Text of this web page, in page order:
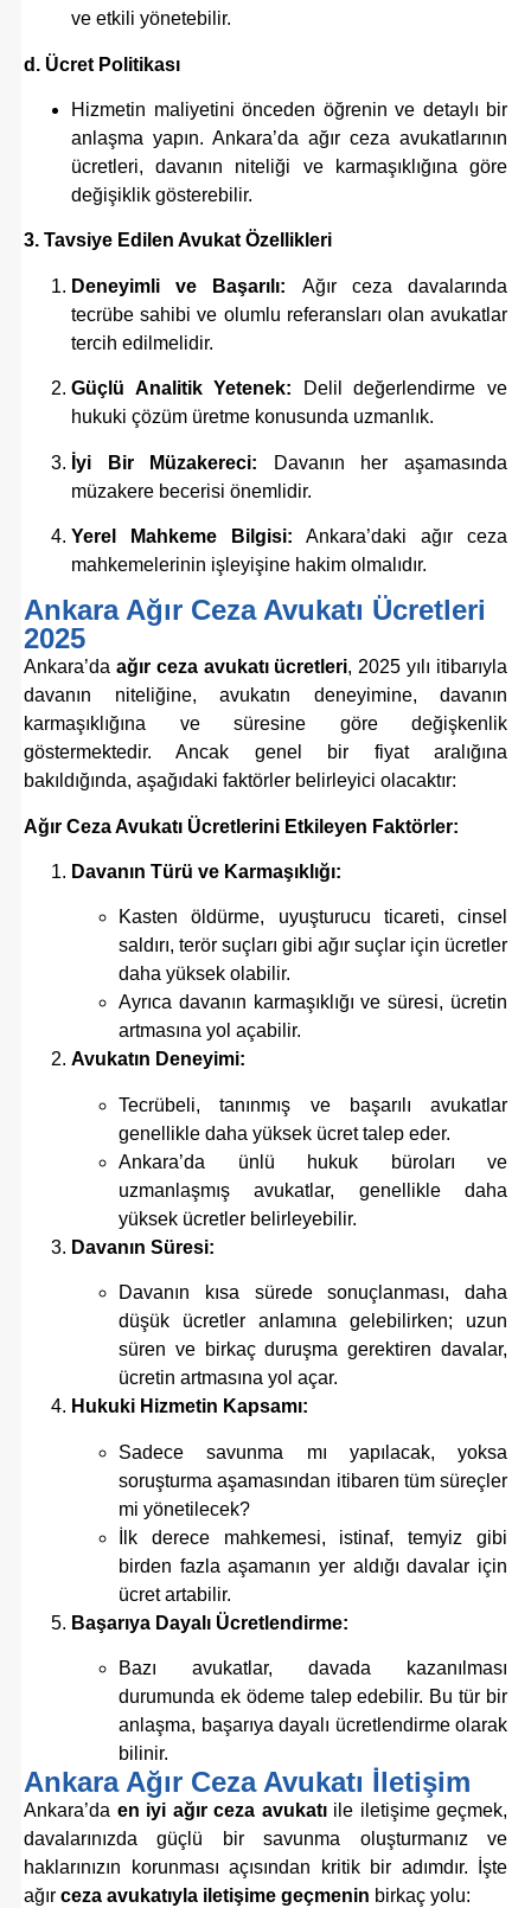
ve etkili yönetebilir.
d. Ücret Politikası
Hizmetin maliyetini önceden öğrenin ve detaylı bir
anlaşma yapın. Ankara’da ağır ceza avukatlarının
ücretleri, davanın niteliği ve karmaşıklığına göre
değişiklik gösterebilir.
3. Tavsiye Edilen Avukat Özellikleri
Deneyimli ve Başarılı: Ağır ceza davalarında
tecrübe sahibi ve olumlu referansları olan avukatlar
tercih edilmelidir.
Güçlü Analitik Yetenek:
Delil değerlendirme ve
hukuki çözüm üretme konusunda uzmanlık.
İyi Bir Müzakereci:
Davanın her aşamasında
müzakere becerisi önemlidir.
Yerel Mahkeme Bilgisi:Ankara’daki ağır ceza
mahkemelerinin işleyişine hakim olmalıdır.
Ankara Ağır Ceza Avukatı Ücretleri
2025
Ankara’da ağır ceza avukatı ücretleri, 2025 yılı itibarıyla
davanın niteliğine, avukatın deneyimine, davanın
karmaşıklığına ve süresine göre değişkenlik
göstermektedir. Ancak genel bir fiyat aralığına
bakıldığında, aşağıdaki faktörler belirleyici olacaktır:
Ağır Ceza Avukatı Ücretlerini Etkileyen Faktörler:
Davanın Türü ve Karmaşıklığı:
Kasten öldürme, uyuşturucu ticareti, cinsel
saldırı, terör suçları gibi ağır suçlar için ücretler
daha yüksek olabilir.
Ayrıca davanın karmaşıklığı ve süresi, ücretin
artmasına yol açabilir.
Avukatın Deneyimi:
Tecrübeli, tanınmış ve başarılı avukatlar
genellikle daha yüksek ücret talep eder.
Ankara’da ünlü hukuk büroları ve
uzmanlaşmış avukatlar, genellikle daha
yüksek ücretler belirleyebilir.
Davanın Süresi:
Davanın kısa sürede sonuçlanması, daha
düşük ücretler anlamına gelebilirken; uzun
süren ve birkaç duruşma gerektiren davalar,
ücretin artmasına yol açar.
Hukuki Hizmetin Kapsamı:
Sadece savunma mı yapılacak, yoksa
soruşturma aşamasından itibaren tüm süreçler
mi yönetilecek?
İlk derece mahkemesi, istinaf, temyiz gibi
birden fazla aşamanın yer aldığı davalar için
ücret artabilir.
Başarıya Dayalı Ücretlendirme:
Bazı avukatlar, davada kazanılması
durumunda ek ödeme talep edebilir. Bu tür bir
anlaşma, başarıya dayalı ücretlendirme olarak
bilinir.
Ankara Ağır Ceza Avukatı İletişim
Ankara’da en iyi ağır ceza avukatıile iletişime geçmek,
davalarınızda güçlü bir savunma oluşturmanız ve
haklarınızın korunması açısından kritik bir adımdır. İşte
ağır ceza avukatıyla iletişime geçmenin birkaç yolu: